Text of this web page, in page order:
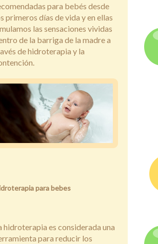
para bebés desde
primeros días de vida y en ellas
las sensaciones vividas
de la barriga de la madre a
de hidroterapia y la
para bebes
hidroterapia es considerada una
para reducir los